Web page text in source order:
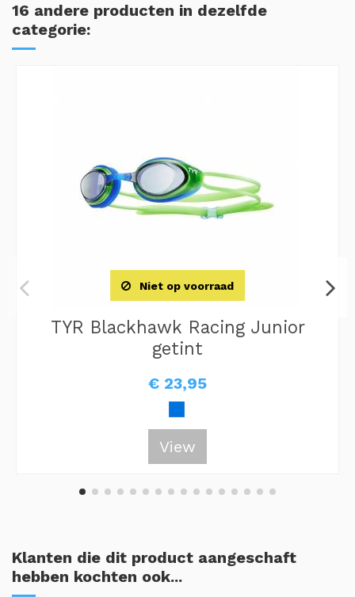
16 andere producten in dezelfde
categorie:
Niet op voorraad
TYR Blackhawk Racing Junior
getint
€ 23,95
View
Klanten die dit product aangeschaft
hebben kochten ook...